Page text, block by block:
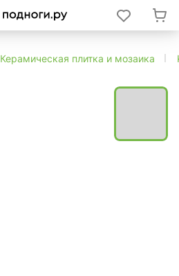
Керамическая плитка и мозаика